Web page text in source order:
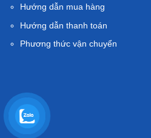
Hướng dẫn mua hàng
Hướng dẫn thanh toán
Phương thức vận chuyển